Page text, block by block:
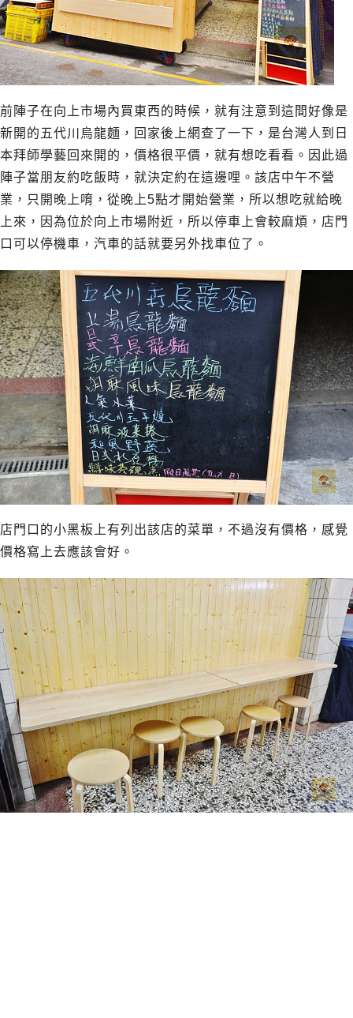
前陣子在向上市場內買東西的時候，就有注意到這間好像是
新開的五代川烏龍麵，回家後上網查了一下，是台灣人到日
本拜師學藝回來開的，價格很平價，就有想吃看看。因此過
陣子當朋友約吃飯時，就決定約在這邊哩。該店中午不營
業，只開晚上唷，從晚上5點才開始營業，所以想吃就給晚
上來，因為位於向上市場附近，所以停車上會較麻煩，店門
口可以停機車，汽車的話就要另外找車位了。
店門口的小黑板上有列出該店的菜單，不過沒有價格，感覺
價格寫上去應該會好。